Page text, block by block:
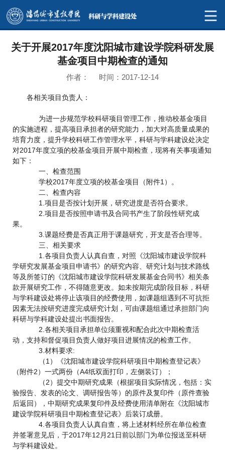
关于开展2017年度沈阳城市建设学院科研发展
基金项目中期检查的通知
作者： 时间：2017-12-14
各相关项目负责人：
为进一步规范学校科研项目管理工作，推动校基金项目
的实施进程，提高项目承担者的研究能力，加大对高质量成果的
培育力度，提升学校科研工作管理水平，科研与学科建设处决定
对2017年度立项的校基金项目开展中期检查，现将有关事项通知
如下：
一、检查范围
学校2017年度立项的校基金项目（附件1）。
二、检查内容
1.项目是否按计划开展，研究进度是否符合要求。
2.项目是否按照申请书及合同书产生了阶段性研究成
果。
3.课题经费是否真正用于课题研究，开支是否合理等。
三、相关要求
1.各项目负责人认真自查，对照《沈阳城市建设学院科
学研究发展基金项目申请书》的研究内容、研究计划与技术路线
等及所签订的《沈阳城市建设学院科研发展基金合同书》相关条
款开展研究工作，不得随意更改。如未按期完成阶段目标，科研
与学科建设处将停止该项目的经费使用，如课题组遇到不可抗拒
因素无法按研究进度完成研究计划，可由课题组通过承担部门向
科研与学科建设处提出书面报告。
2.各相关项目承担单位须重视和配合此次中期检查活
动，支持和督促项目负责人做好项目进展情况的检查工作。
3.材料要求:
（1）《沈阳城市建设学院科研项目中期检查登记表》
（附件2）一式两份（A4纸双面打印，左侧装订）；
（2）提交中期研究成果（根据项目实际情况，包括：实
验报告、发表的论文、调研报告等）的原件及复印件（原件查验
后返回），中期研究成果复印件及经费使用清单附在《沈阳城市
建设学院科研项目中期检查登记表》后装订成册。
4.各项目负责人认真自查，将上述材料经所在单位检查
并签署意见后，于2017年12月21日前以部门为单位报送至科研
与学科建设处。